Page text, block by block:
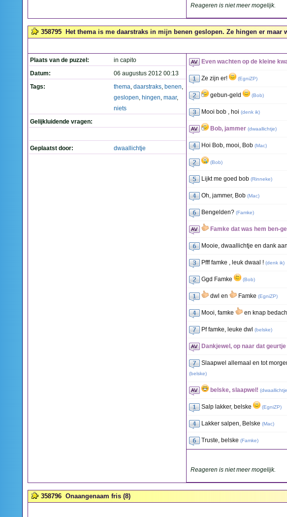
Reageren is niet meer mogelijk.
358795 Het thema is me daarstraks in mijn benen geslopen. Ze hingen er maar
Plaats van de puzzel:
in capito
Datum:
06 augustus 2012 00:13
Tags:
thema, daarstraks, benen,
geslopen, hingen, maar,
niets
Gelijkluidende vragen:
Geplaatst door: dwaallichtje
Even wachten op de kleine
Ze zijn er! (EgniZP)
gebun-geld (Bob)
Mooi bob , hoi (denk ik)
Bob, jammer (dwaallichtje)
Hoi Bob, mooi, Bob (Mac)
(Bob)
Lijkt me goed bob (Rinneke)
Oh, jammer, Bob (Mac)
Bengelden? (Famke)
Famke dat was hem ben-
Mooie, dwaallichtje en dank
Pfff famke , leuk dwaal ! (denk ik)
Ggd Famke (Bob)
dwl en Famke (EgniZP)
Mooi, famke en knap
Pf famke, leuke dwl (belske)
Dankjewel, op naar dat
Slaapwel allemaal en tot
(belske)
belske, slaapwel! (dwaallichtje
Salp lakker, belske (EgniZP)
Lakker salpen, Belske (Mac)
Truste, belske (Famke)
Reageren is niet meer mogelijk.
358796 Onaangenaam fris (8)